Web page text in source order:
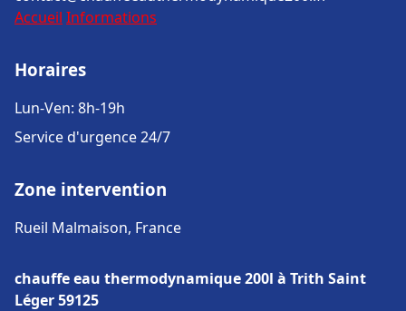
Accueil Informations
Horaires
Lun-Ven: 8h-19h
Service d'urgence 24/7
Zone intervention
Rueil Malmaison, France
chauffe eau thermodynamique 200l à Trith Saint
Léger 59125